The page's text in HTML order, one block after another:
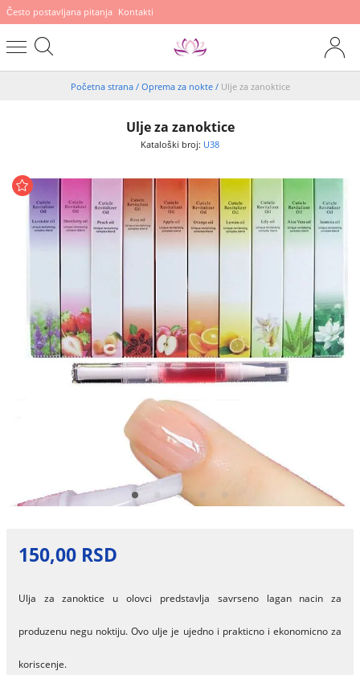
Često postavljana pitanja Kontakti
Početna strana / Oprema za nokte / Ulje za zanoktice
Ulje za zanoktice
Kataloški broj: U38
150,00 RSD
Ulja za zanoktice u olovci predstavlja savrseno lagan nacin za
produzenu negu noktiju. Ovo ulje je ujedno i prakticno i ekonomicno za
koriscenje.